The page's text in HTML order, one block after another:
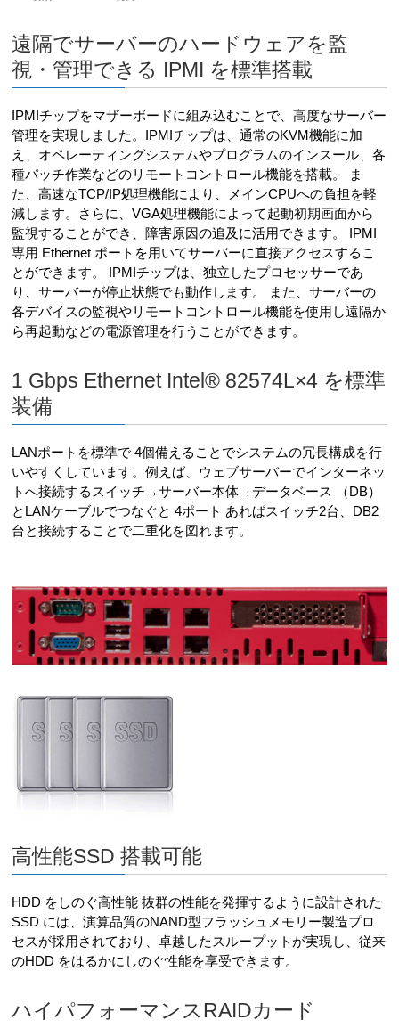
遠隔でサーバーのハードウェアを監
視・管理できる IPMI を標準搭載
IPMIチップをマザーボードに組み込むことで、高度なサーバー
管理を実現しました。IPMIチップは、通常のKVM機能に加
え、オペレーティングシステムやプログラムのインスール、各
種パッチ作業などのリモートコントロール機能を搭載。 ま
た、高速なTCP/IP処理機能により、メインCPUへの負担を軽
減します。さらに、VGA処理機能によって起動初期画面から
監視することができ、障害原因の追及に活用できます。 IPMI
専用 Ethernet ポートを用いてサーバーに直接アクセスするこ
とができます。 IPMIチップは、独立したプロセッサーであ
り、サーバーが停止状態でも動作します。 また、サーバーの
各デバイスの監視やリモートコントロール機能を使用し遠隔か
ら再起動などの電源管理を行うことができます。
1 Gbps Ethernet Intel® 82574L×4 を標準
装備
LANポートを標準で 4個備えることでシステムの冗長構成を行
いやすくしています。例えば、ウェブサーバーでインターネッ
トへ接続するスイッチ→サーバー本体→データベース （DB）
とLANケーブルでつなぐと 4ポート あればスイッチ2台、DB2
台と接続することで二重化を図れます。
高性能SSD 搭載可能
HDD をしのぐ高性能 抜群の性能を発揮するように設計された
SSD には、演算品質のNAND型フラッシュメモリー製造プロ
セスが採用されており、卓越したスループットが実現し、従来
のHDD をはるかにしのぐ性能を享受できます。
ハイパフォーマンスRAIDカード